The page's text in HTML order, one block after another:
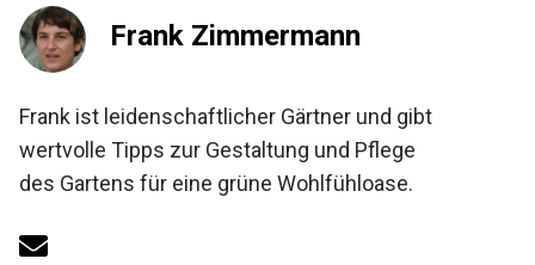
Frank Zimmermann
Frank ist leidenschaftlicher Gärtner und gibt
wertvolle Tipps zur Gestaltung und Pflege
des Gartens für eine grüne Wohlfühloase.